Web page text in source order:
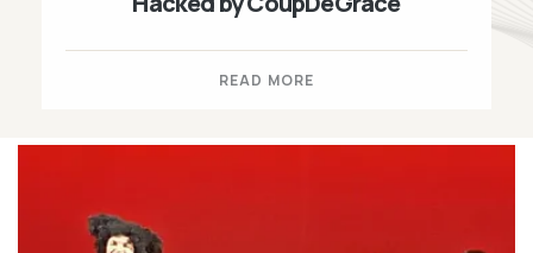
READ MORE